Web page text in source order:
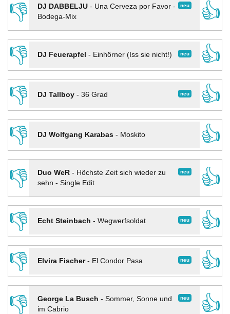
👎
neu
DJ DABBELJU- Una Cerveza por Favor -
Bodega-Mix
👍
👎
neu
DJ Feuerapfel - Einhörner (Iss sie nicht!)
👍
👎
neu
DJ Tallboy- 36 Grad
👍
👎
DJ Wolfgang Karabas- Moskito
👍
👎
neu
Duo WeR- Höchste Zeit sich wieder zu
sehn - Single Edit
👍
👎
neu
Echt Steinbach - Wegwerfsoldat
👍
👎
neu
Elvira Fischer- El Condor Pasa
👍
👎
neu
George La Busch - Sommer, Sonne und
im Cabrio
👍